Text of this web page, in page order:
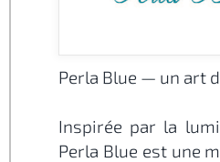
Perla Blue — un art
Inspirée par la
Perla Blue est une